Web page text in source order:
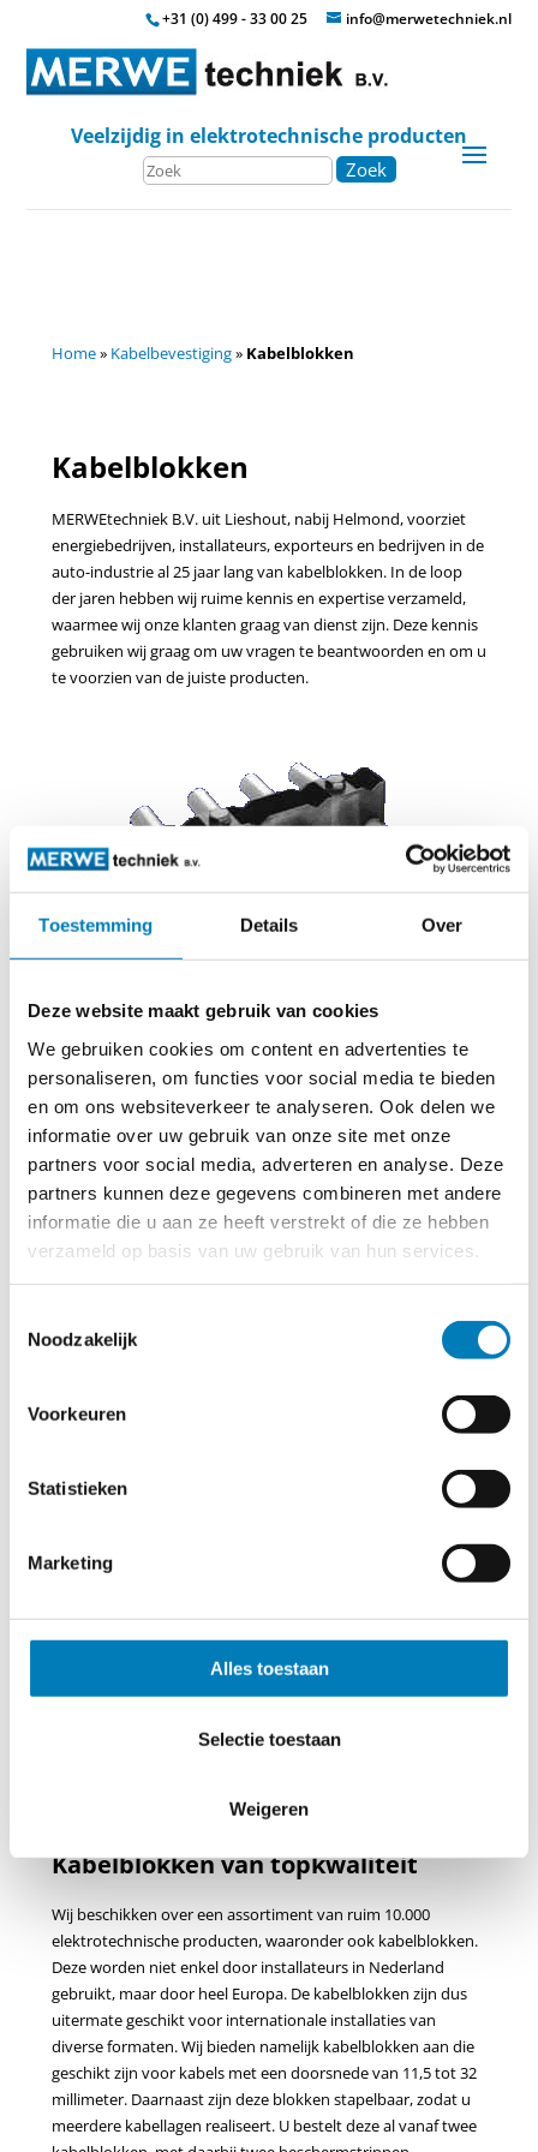
Toestemming Details Over
Deze website maakt gebruik van cookies
We gebruiken cookies om content en advertenties te
personaliseren, om functies voor social media te bieden
en om ons websiteverkeer te analyseren. Ook delen we
informatie over uw gebruik van onze site met onze
partners voor social media, adverteren en analyse. Deze
partners kunnen deze gegevens combineren met andere
informatie die u aan ze heeft verstrekt of die ze hebben
verzameld op basis van uw gebruik van hun services.
Noodzakelijk
Voorkeuren
Statistieken
Marketing
Alles toestaan
Selectie toestaan
Weigeren
+31 (0) 499 - 33 00 25 info@merwetechniek.nl
Veelzijdig in elektrotechnische producten
Zoek
Home» Kabelbevestiging» Kabelblokken
Kabelblokken
MERWEtechniek B.V. uit Lieshout, nabij Helmond, voorziet
energiebedrijven, installateurs, exporteurs en bedrijven in de
auto-industrie al 25 jaar lang van kabelblokken. In de loop
der jaren hebben wij ruime kennis en expertise verzameld,
waarmee wij onze klanten graag van dienst zijn. Deze kennis
gebruiken wij graag om uw vragen te beantwoorden en om u
te voorzien van de juiste producten.
Universele kabelblokken voor kabels met een doorsnede van
Stapelbaar voor meerdere kabellagen.
Levering uit voorraad per set, bestaande uit 2 stuks
kabelblokken en 2 stuks beschermstrippen.
Meer informatie
Universele kabelblokken voor kabels met een doorsnede van
15 t/m 36 mm.
Stapelbaar voor meerdere kabellagen.
Levering uit voorraad per stuk, strippen niet noodzakelijk.
Kabelblokken van topkwaliteit
Wij beschikken over een assortiment van ruim 10.000
elektrotechnische producten, waaronder ook kabelblokken.
Deze worden niet enkel door installateurs in Nederland
gebruikt, maar door heel Europa. De kabelblokken zijn dus
uitermate geschikt voor internationale installaties van
diverse formaten. Wij bieden namelijk kabelblokken aan die
geschikt zijn voor kabels met een doorsnede van 11,5 tot 32
millimeter. Daarnaast zijn deze blokken stapelbaar, zodat u
meerdere kabellagen realiseert. U bestelt deze al vanaf twee